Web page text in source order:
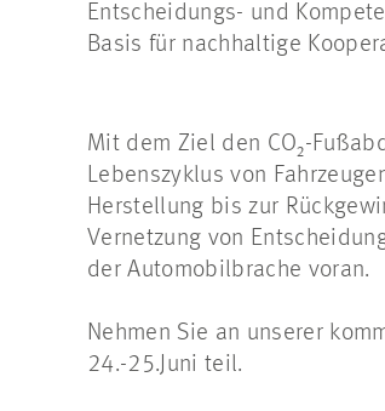
Entscheidungs- und
Basis für nachhaltige
Mit dem Ziel den CO₂-
Lebenszyklus von
Herstellung bis zur
Vernetzung von
der Automobilbrache voran.
Nehmen Sie an unserer
24.-25.Juni teil.